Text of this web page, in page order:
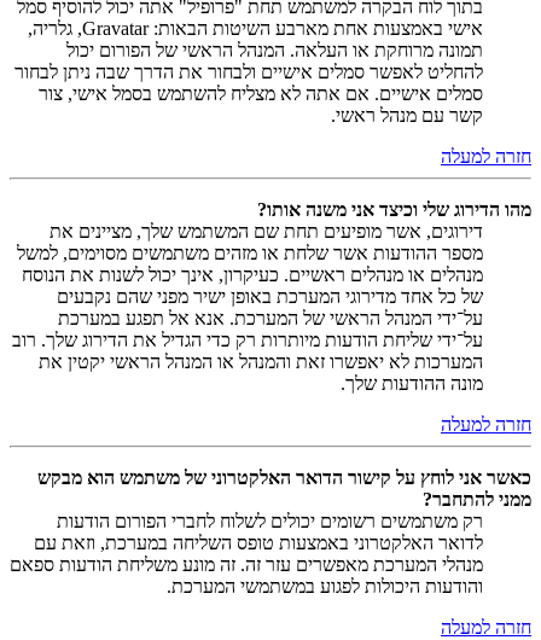
בתוך לוח הבקרה למשתמש תחת "פרופיל" אתה יכול להוסיף סמל
אישי באמצעות אחת מארבע השיטות הבאות: Gravatar, גלריה,
תמונה מרוחקת או העלאה. המנהל הראשי של הפורום יכול
להחליט לאפשר סמלים אישיים ולבחור את הדרך שבה ניתן לבחור
סמלים אישיים. אם אתה לא מצליח להשתמש בסמל אישי, צור
קשר עם מנהל ראשי.
חזרה למעלה
מהו הדירוג שלי וכיצד אני משנה אותו?
דירוגים, אשר מופיעים תחת שם המשתמש שלך, מציינים את
מספר ההודעות אשר שלחת או מזהים משתמשים מסוימים, למשל
מנהלים או מנהלים ראשיים. כעיקרון, אינך יכול לשנות את הנוסח
של כל אחד מדירוגי המערכת באופן ישיר מפני שהם נקבעים
על־ידי המנהל הראשי של המערכת. אנא אל תפגע במערכת
על־ידי שליחת הודעות מיותרות רק כדי הגדיל את הדירוג שלך. רוב
המערכות לא יאפשרו זאת והמנהל או המנהל הראשי יקטין את
מונה ההודעות שלך.
חזרה למעלה
כאשר אני לוחץ על קישור הדואר האלקטרוני של משתמש הוא מבקש
ממני להתחבר?
רק משתמשים רשומים יכולים לשלוח לחברי הפורום הודעות
לדואר האלקטרוני באמצעות טופס השליחה במערכת, וזאת עם
מנהלי המערכת מאפשרים עזר זה. זה מונע משליחת הודעות ספאם
והודעות היכולות לפגוע במשתמשי המערכת.
חזרה למעלה